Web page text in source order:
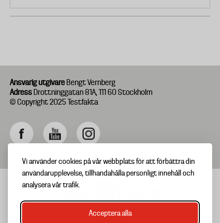
Vi använder cookies på vår webbplats för att förbättra din
användarupplevelse, tillhandahålla personligt innehåll och
analysera vår trafik.
Acceptera alla
Ansvarig utgivare Bengt Vernberg
Adress Drottninggatan 81A, 111 60 Stockholm
© Copyright 2025 Testfakta
TIPSA OSS